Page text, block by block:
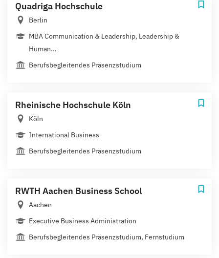
Quadriga Hochschule
Berlin
MBA Communication & Leadership, Leadership &
Human...
Berufsbegleitendes Präsenzstudium
Rheinische Hochschule Köln
Köln
International Business
Berufsbegleitendes Präsenzstudium
RWTH Aachen Business School
Aachen
Executive Business Administration
Berufsbegleitendes Präsenzstudium, Fernstudium